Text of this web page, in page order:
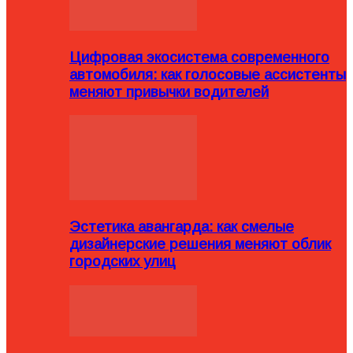
Цифровая экосистема современного
автомобиля: как голосовые ассистенты
меняют привычки водителей
Эстетика авангарда: как смелые
дизайнерские решения меняют облик
городских улиц